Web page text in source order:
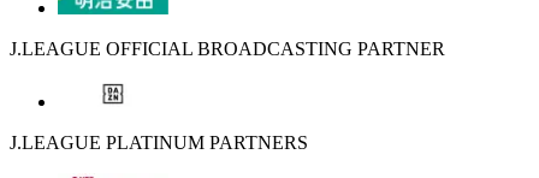
J.LEAGUE OFFICIAL BROADCASTING PARTNER
J.LEAGUE PLATINUM PARTNERS